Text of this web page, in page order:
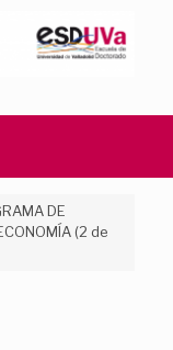
DE
(2 de